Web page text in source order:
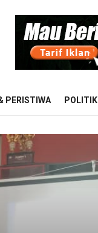
PERISTIWA POLITIK